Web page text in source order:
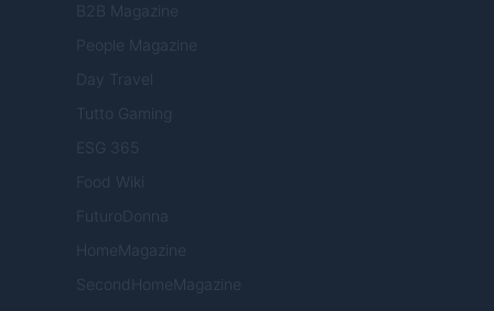
B2B Magazine
People Magazine
Day Travel
Tutto Gaming
ESG 365
Food Wiki
FuturoDonna
HomeMagazine
SecondHomeMagazine